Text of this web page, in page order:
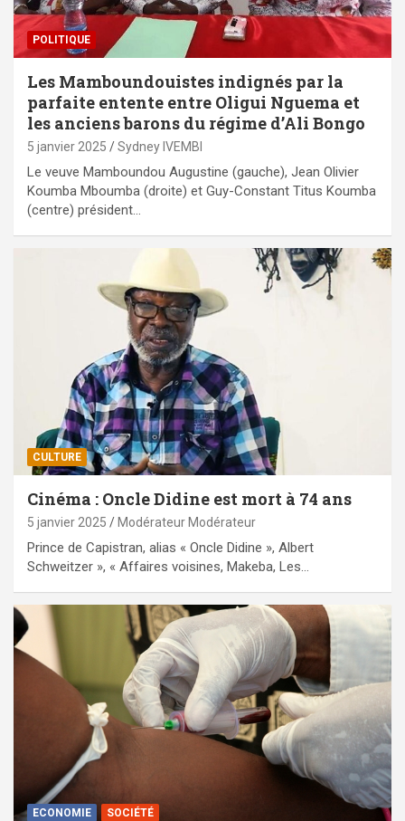
POLITIQUE
Les Mamboundouistes indignés par la
parfaite entente entre Oligui Nguema et
les anciens barons du régime d’Ali Bongo
5 janvier 2025 Sydney IVEMBI
Le veuve Mamboundou Augustine (gauche), Jean Olivier
Koumba Mboumba (droite) et Guy-Constant Titus Koumba
(centre) président…
CULTURE
Cinéma : Oncle Didine est mort à 74 ans
5 janvier 2025 Modérateur Modérateur
Prince de Capistran, alias « Oncle Didine », Albert
Schweitzer », « Affaires voisines, Makeba, Les…
ECONOMIE SOCIÉTÉ